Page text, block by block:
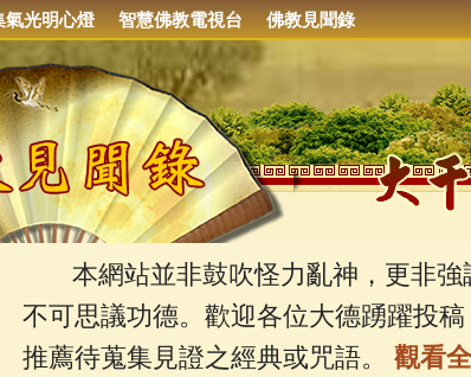
氣光明心燈 智慧佛教電視台 佛教見聞錄
本網站並非鼓吹怪力亂神，更非強
不可思議功德。歡迎各位大德踴躍投
推薦待蒐集見證之經典或咒語。 觀看